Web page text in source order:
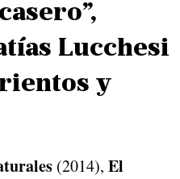
Lucchesi
y
(2014), El